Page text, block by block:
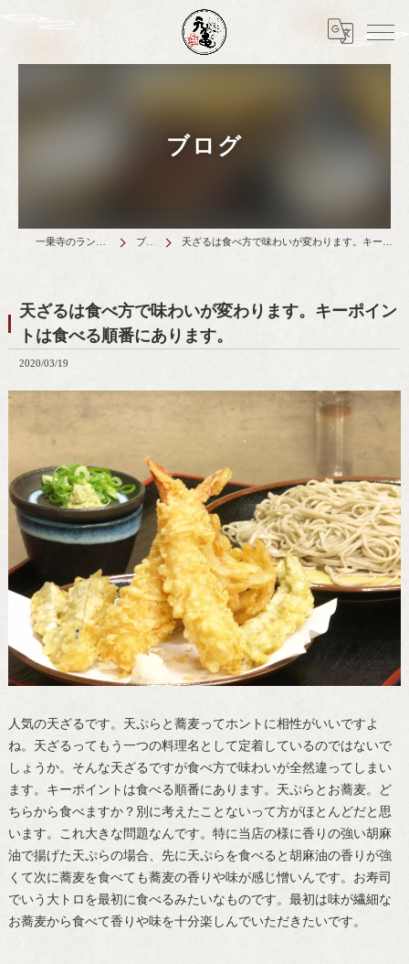
ブログ
ブログ 天ざるは食べ方で味わいが変わります。キーポイントは食べる順番にあります。
天ざるは食べ方で味わいが変わります。キーポイン
トは食べる順番にあります。
2020/03/19
人気の天ざるです。天ぷらと蕎麦ってホントに相性がいいですよ
ね。天ざるってもう一つの料理名として定着しているのではないで
しょうか。そんな天ざるですが食べ方で味わいが全然違ってしまい
ます。キーポイントは食べる順番にあります。天ぷらとお蕎麦。ど
ちらから食べますか？別に考えたことないって方がほとんどだと思
います。これ大きな問題なんです。特に当店の様に香りの強い胡麻
油で揚げた天ぷらの場合、先に天ぷらを食べると胡麻油の香りが強
くて次に蕎麦を食べても蕎麦の香りや味が感じ憎いんです。お寿司
でいう大トロを最初に食べるみたいなものです。最初は味が繊細な
お蕎麦から食べて香りや味を十分楽しんでいただきたいです。